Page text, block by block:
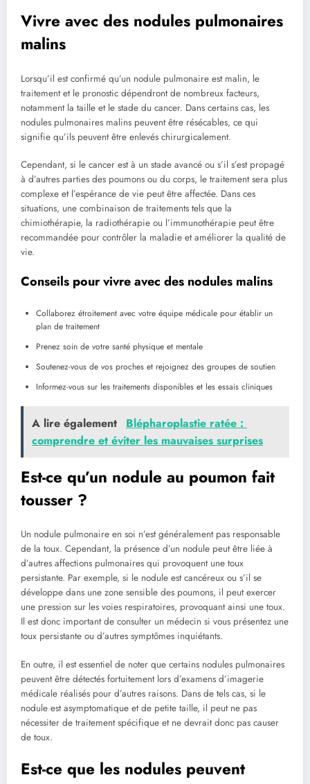
Vivre avec des‍ nodules pulmonaires
malins
Lorsqu’il est ‍confirmé qu’un nodule pulmonaire est ​malin, le‍
traitement et le pronostic dépendront de nombreux⁤ facteurs,
notamment la ​taille⁣ et le ‍stade du cancer. Dans certains cas, ⁤les‌
nodules pulmonaires malins peuvent être résécables, ​ce qui
signifie ​qu’ils peuvent être ‍enlevés chirurgicalement.
Cependant, si‍ le cancer est à un stade avancé ou s’il s’est propagé
à d’autres parties des poumons ou du corps, le traitement sera⁢ plus
complexe et l’espérance de vie ‌peut⁤ être affectée. Dans ces
situations, ‍une combinaison ‍de traitements tels que la
chimiothérapie, la⁤ radiothérapie ou ‍l’immunothérapie peut être‌
recommandée pour contrôler la ​maladie et améliorer la ‍qualité de⁣
vie.
Conseils⁣ pour vivre avec des ‌nodules malins
Collaborez étroitement avec votre équipe médicale pour établir ‌un
plan ‌de⁣ traitement
Prenez​ soin de votre santé physique et mentale
Soutenez-vous de vos ‌proches ‌et rejoignez des groupes⁣ de soutien
Informez-vous sur ​les traitements ‌disponibles et les ​essais cliniques
A lire également
Blépharoplastie ratée⁤ : ​
comprendre et éviter les mauvaises ‌surprises
Est-ce qu’un nodule au poumon fait
tousser ⁣?
Un nodule pulmonaire en soi n’est généralement pas​ responsable
de la toux. Cependant, la présence‍ d’un nodule peut être liée à
d’autres affections pulmonaires‍ qui provoquent une toux
persistante. Par exemple, si le nodule est cancéreux⁤ ou s’il⁤ se
développe dans une ​zone sensible‌ des poumons, il peut exercer
une pression sur les voies respiratoires, provoquant ainsi une ⁢toux.
Il est donc important de consulter un médecin si vous présentez une
toux persistante ‌ou d’autres symptômes inquiétants.
En outre, il est essentiel de noter ​que certains⁢ nodules pulmonaires
peuvent être détectés fortuitement lors d’examens d’imagerie
médicale ⁤réalisés pour d’autres raisons. Dans de‍ tels cas, si le
nodule est asymptomatique et de petite​ taille, il⁣ peut ne pas‍
nécessiter de traitement spécifique et ne devrait donc pas causer⁢
de toux.
Est-ce que les⁤ nodules peuvent